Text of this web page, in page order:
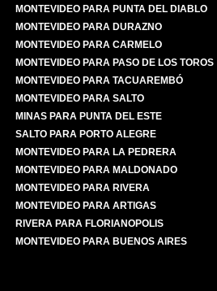
MONTEVIDEO PARA PUNTA DEL DIABLO
MONTEVIDEO PARA DURAZNO
MONTEVIDEO PARA CARMELO
MONTEVIDEO PARA PASO DE LOS TOROS
MONTEVIDEO PARA TACUAREMBÓ
MONTEVIDEO PARA SALTO
MINAS PARA PUNTA DEL ESTE
SALTO PARA PORTO ALEGRE
MONTEVIDEO PARA LA PEDRERA
MONTEVIDEO PARA MALDONADO
MONTEVIDEO PARA RIVERA
MONTEVIDEO PARA ARTIGAS
RIVERA PARA FLORIANOPOLIS
MONTEVIDEO PARA BUENOS AIRES